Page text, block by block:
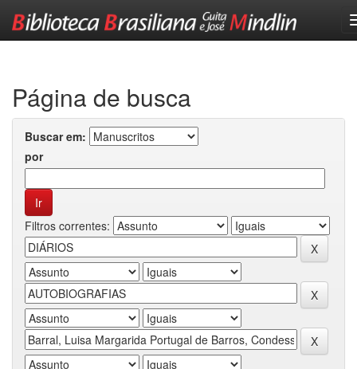
Página de busca
Buscar em:
por
Filtros correntes: